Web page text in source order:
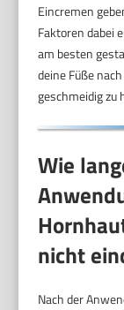
Eincremen
Faktoren dabei
am besten
deine Füße
geschmeidig zu
Wie
nicht
Nach der